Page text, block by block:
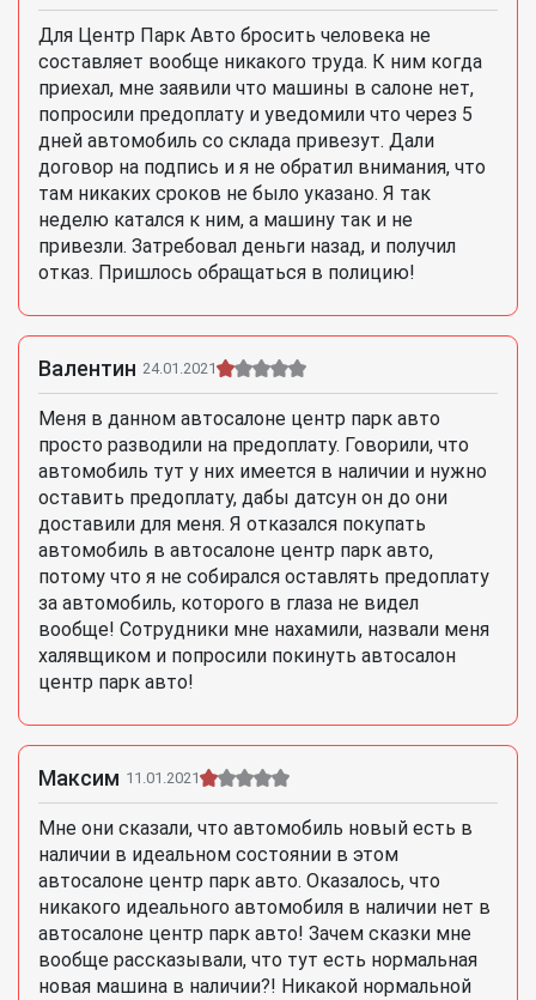
Для Центр Парк Авто бросить человека не
составляет вообще никакого труда. К ним когда
приехал, мне заявили что машины в салоне нет,
попросили предоплату и уведомили что через 5
дней автомобиль со склада привезут. Дали
договор на подпись и я не обратил внимания, что
там никаких сроков не было указано. Я так
неделю катался к ним, а машину так и не
привезли. Затребовал деньги назад, и получил
отказ. Пришлось обращаться в полицию!
Валентин 24.01.2021
Меня в данном автосалоне центр парк авто
просто разводили на предоплату. Говорили, что
автомобиль тут у них имеется в наличии и нужно
оставить предоплату, дабы датсун он до они
доставили для меня. Я отказался покупать
автомобиль в автосалоне центр парк авто,
потому что я не собирался оставлять предоплату
за автомобиль, которого в глаза не видел
вообще! Сотрудники мне нахамили, назвали меня
халявщиком и попросили покинуть автосалон
центр парк авто!
Максим 11.01.2021
Мне они сказали, что автомобиль новый есть в
наличии в идеальном состоянии в этом
автосалоне центр парк авто. Оказалось, что
никакого идеального автомобиля в наличии нет в
автосалоне центр парк авто! Зачем сказки мне
вообще рассказывали, что тут есть нормальная
новая машина в наличии?! Никакой нормальной